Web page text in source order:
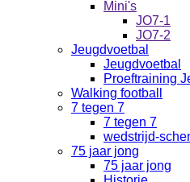
Mini's
JO7-1
JO7-2
Jeugdvoetbal
Jeugdvoetbal
Proeftraining
Walking football
7 tegen 7
7 tegen 7
wedstrijd-
75 jaar jong
75 jaar jong